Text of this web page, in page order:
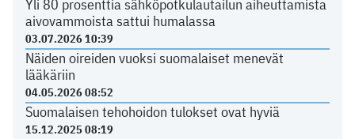
Yli 80 prosenttia sähköpotkulautailun aiheuttamista
aivovammoista sattui humalassa
03.07.2026 10:39
Näiden oireiden vuoksi suomalaiset menevät
lääkäriin
04.05.2026 08:52
Suomalaisen tehohoidon tulokset ovat hyviä
15.12.2025 08:19